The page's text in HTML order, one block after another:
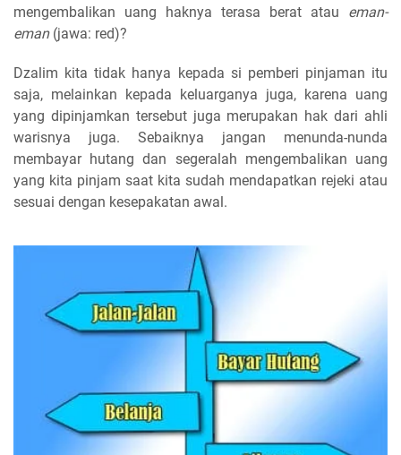
mengembalikan uang haknya terasa berat atau eman-
eman(jawa: red)?
Dzalim kita tidak hanya kepada si pemberi pinjaman itu
saja, melainkan kepada keluarganya juga, karena uang
yang dipinjamkan tersebut juga merupakan hak dari ahli
warisnya juga. Sebaiknya jangan menunda-nunda
membayar hutang dan segeralah mengembalikan uang
yang kita pinjam saat kita sudah mendapatkan rejeki atau
sesuai dengan kesepakatan awal.